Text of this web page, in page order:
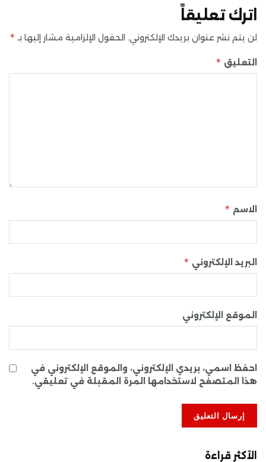
اترك تعليقاً
لن يتم نشر عنوان بريدك الإلكتروني. الحقول الإلزامية مشار إليها بـ *
التعليق *
الاسم *
البريد الإلكتروني *
الموقع الإلكتروني
احفظ اسمي، بريدي الإلكتروني، والموقع الإلكتروني في
هذا المتصفح لاستخدامها المرة المقبلة في تعليقي.
الأكثر قراءة